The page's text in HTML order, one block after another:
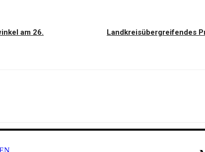
am 26.
Landkreisübergreifendes